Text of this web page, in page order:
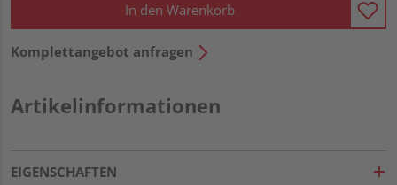
In den Warenkorb
Komplettangebot anfragen
Artikelinformationen
EIGENSCHAFTEN